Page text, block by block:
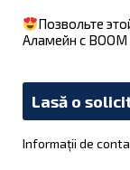
Позвольте
Аламейн с BOOM
Lasă o
Informații de